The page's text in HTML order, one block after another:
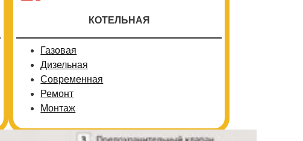
КОТЕЛЬНАЯ
Газовая
Дизельная
Современная
Ремонт
Монтаж